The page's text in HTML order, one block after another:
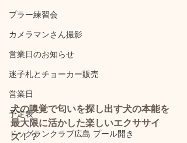
プラー練習会
カメラマンさん撮影
営業日のお知らせ
迷子札とチョーカー販売
営業日
予定表
ドッグランクラブ広島 プール開き
犬の嗅覚で匂いを探し出す犬の本能を
最大限に活かした楽しいエクササイ
ズ！？